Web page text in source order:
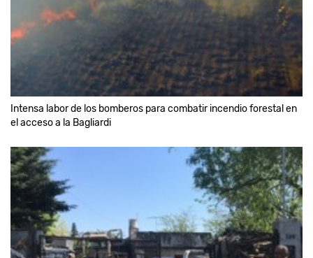
Intensa labor de los bomberos para combatir incendio forestal en
el acceso a la Bagliardi